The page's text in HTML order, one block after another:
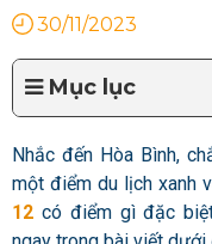
30/11/2023
Mục lục
Nhắc đến Hòa Bình,
một điểm du lịch xanh
12 có điểm gì đặc